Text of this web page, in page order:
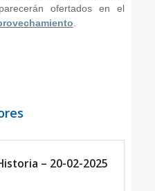
ofertados en el
– 20-02-2025